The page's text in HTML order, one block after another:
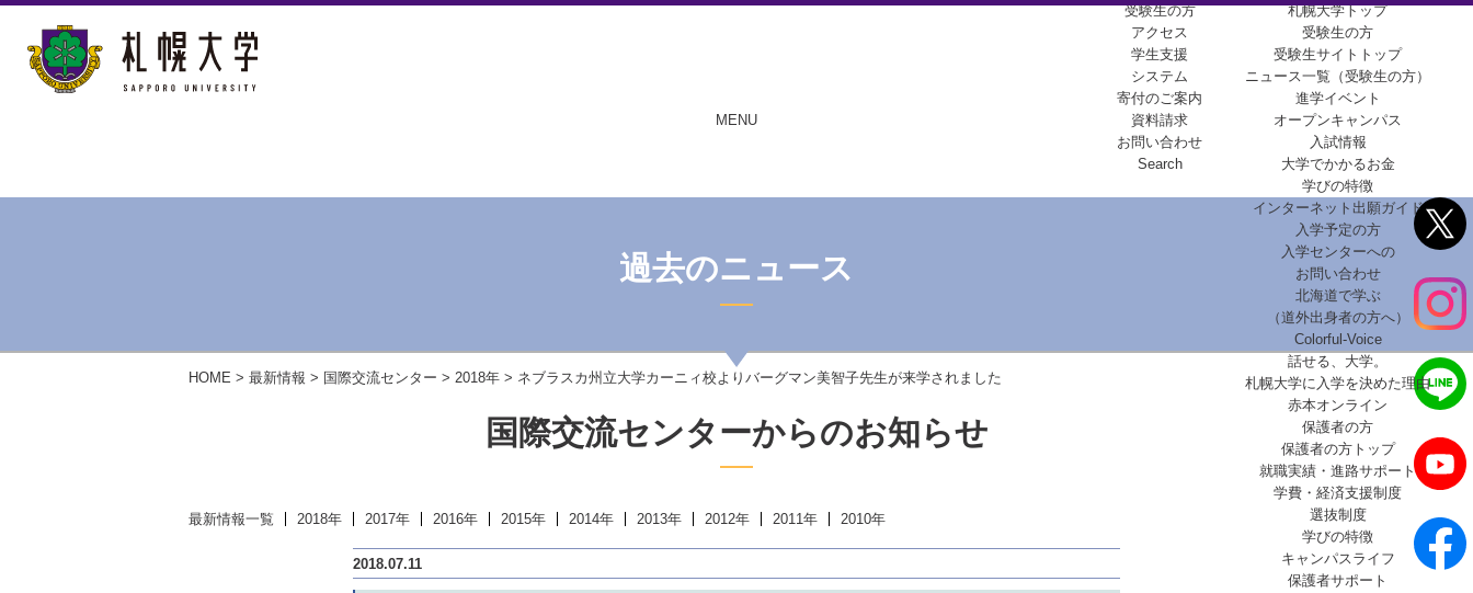
MENU
受験生の方
アクセス
学生支援
システム
寄付のご案内
資料請求
お問い合わせ
Search
札幌大学トップ
受験生の方
受験生サイトトップ
ニュース一覧（受験生の方）
進学イベント
オープンキャンパス
入試情報
大学でかかるお金
学びの特徴
インターネット出願ガイド
入学予定の方
入学センターへの
お問い合わせ
北海道で学ぶ
（道外出身者の方へ）
Colorful-Voice
話せる、大学。
札幌大学に入学を決めた理由
赤本オンライン
保護者の方
保護者の方トップ
就職実績・進路サポート
学費・経済支援制度
選抜制度
学びの特徴
キャンパスライフ
保護者サポート
過去のニュース
HOME > 最新情報 > 国際交流センター > 2018年 > ネブラスカ州立大学カーニィ校よりバーグマン美智子先生が来学されました
国際交流センターからのお知らせ
最新情報一覧 2018年 2017年 2016年 2015年 2014年 2013年 2012年 2011年 2010年
2018.07.11